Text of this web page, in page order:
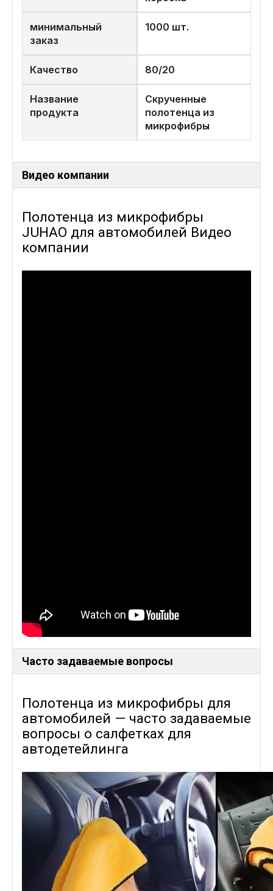
минимальный
заказ
1000 шт.
Качество 80/20
Название
продукта
Скрученные
полотенца из
микрофибры
Видео компании
Полотенца из микрофибры
JUHAO для автомобилей Видео
компании
Часто задаваемые вопросы
Полотенца из микрофибры для
автомобилей — часто задаваемые
вопросы о салфетках для
автодетейлинга